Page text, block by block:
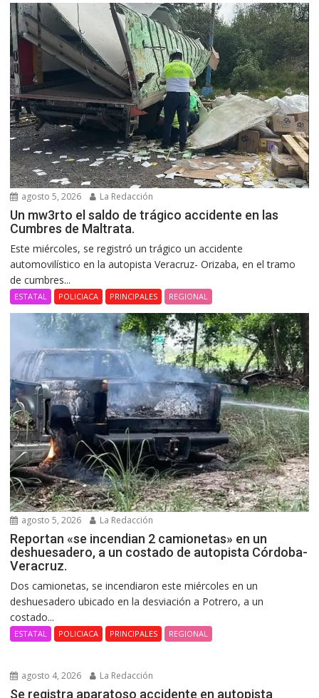
agosto 5, 2026 La Redacción
Un mw3rto el saldo de trágico accidente en las
Cumbres de Maltrata.
Este miércoles, se registró un trágico un accidente
automovilístico en la autopista Veracruz- Orizaba, en el tramo
de cumbres...
ESTATAL POLICIACA PRINCIPALES REGIONAL
agosto 5, 2026 La Redacción
Reportan «se incendian 2 camionetas» en un
deshuesadero, a un costado de autopista Córdoba-
Veracruz.
Dos camionetas, se incendiaron este miércoles en un
deshuesadero ubicado en la desviación a Potrero, a un
costado...
ESTATAL POLICIACA PRINCIPALES REGIONAL
agosto 4, 2026 La Redacción
Se registra aparatoso accidente en autopista